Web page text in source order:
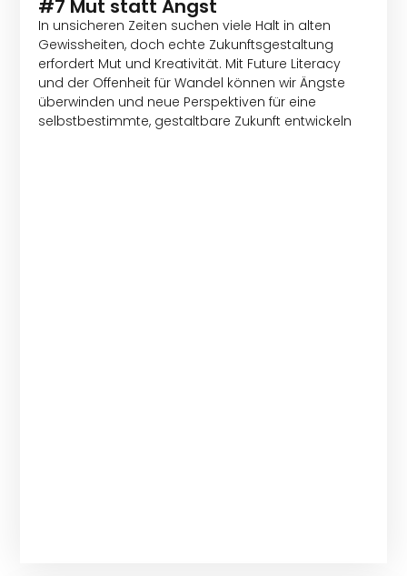
#7 Mut statt Angst
In unsicheren Zeiten suchen viele Halt in alten
Gewissheiten, doch echte Zukunftsgestaltung
erfordert Mut und Kreativität. Mit Future Literacy
und der Offenheit für Wandel können wir Ängste
überwinden und neue Perspektiven für eine
selbstbestimmte, gestaltbare Zukunft entwickeln